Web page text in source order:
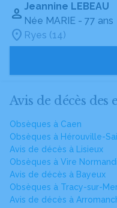
Jeannine LEBEAU
Née MARIE - 77 ans
Ryes (14)
Avis de décès des
Obsèques à Caen
Obsèques à Hérouville-
Avis de décès à Lisieux
Obsèques à Vire
Avis de décès à Bayeux
Obsèques à Tracy-sur-
Avis de décès à